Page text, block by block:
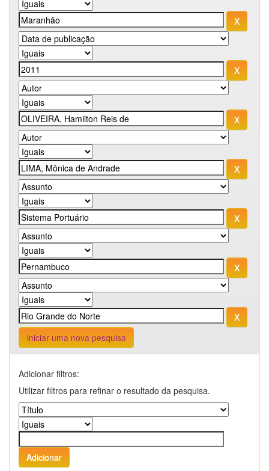
Iniciar uma nova pesquisa
Adicionar filtros:
Utilizar filtros para refinar o resultado da pesquisa.